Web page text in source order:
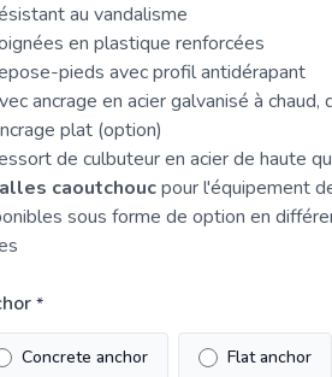
au vandalisme
en plastique renforcées
pieds avec profil antidérapant
ancrage en acier galvanisé à
plat (option)
de culbuteur en acier de haute
caoutchoucpour l'équipement
sous forme de option en
*
Concrete anchor Flat anchor